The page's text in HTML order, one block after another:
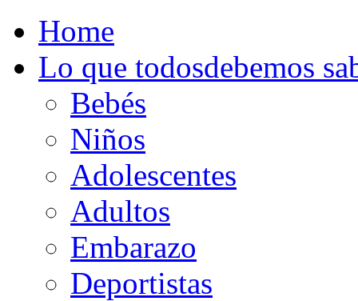
Home
Lo que todosdebemos
Bebés
Niños
Adolescentes
Adultos
Embarazo
Deportistas